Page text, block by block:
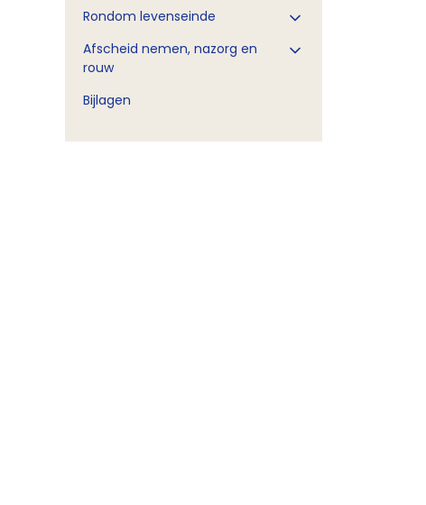
Rondom levenseinde
Afscheid nemen, nazorg en
rouw
Bijlagen